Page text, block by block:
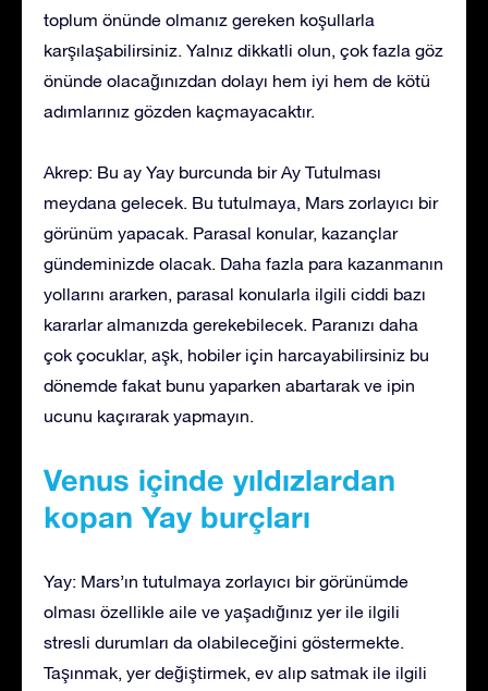
toplum önünde olmanız gereken koşullarla
karşılaşabilirsiniz. Yalnız dikkatli olun, çok fazla göz
önünde olacağınızdan dolayı hem iyi hem de kötü
adımlarınız gözden kaçmayacaktır.
Akrep: Bu ay Yay burcunda bir Ay Tutulması
meydana gelecek. Bu tutulmaya, Mars zorlayıcı bir
görünüm yapacak. Parasal konular, kazançlar
gündeminizde olacak. Daha fazla para kazanmanın
yollarını ararken, parasal konularla ilgili ciddi bazı
kararlar almanızda gerekebilecek. Paranızı daha
çok çocuklar, aşk, hobiler için harcayabilirsiniz bu
dönemde fakat bunu yaparken abartarak ve ipin
ucunu kaçırarak yapmayın.
Venus içinde yıldızlardan
kopan Yay burçları
Yay: Mars’ın tutulmaya zorlayıcı bir görünümde
olması özellikle aile ve yaşadığınız yer ile ilgili
stresli durumları da olabileceğini göstermekte.
Taşınmak, yer değiştirmek, ev alıp satmak ile ilgili